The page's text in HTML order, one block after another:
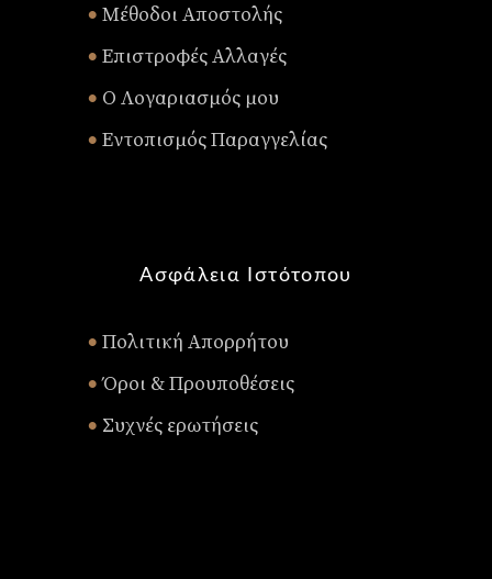
• Μέθοδοι Αποστολής
• Επιστροφές Αλλαγές
• Ο Λογαριασμός μου
• Εντοπισμός Παραγγελίας
Ασφάλεια Ιστότοπου
• Πολιτική Απορρήτου
• Όροι & Προυποθέσεις
• Συχνές ερωτήσεις